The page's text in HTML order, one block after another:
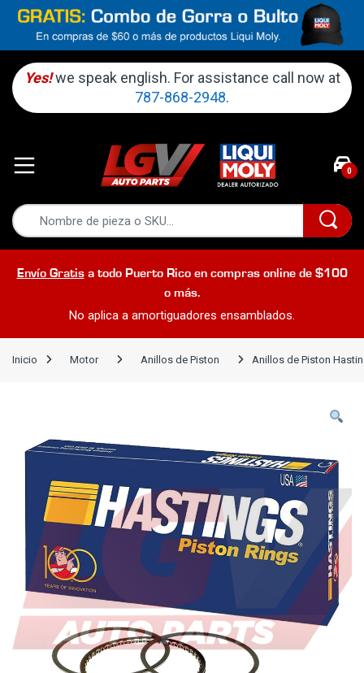
Yes! we speak english. For assistance call now at
787-868-2948.
0
Envío Gratisa todo Puerto Rico en compras online de $100
o más.
No aplica a amortiguadores ensamblados.
Inicio Motor Anillos de Piston Anillos de Piston